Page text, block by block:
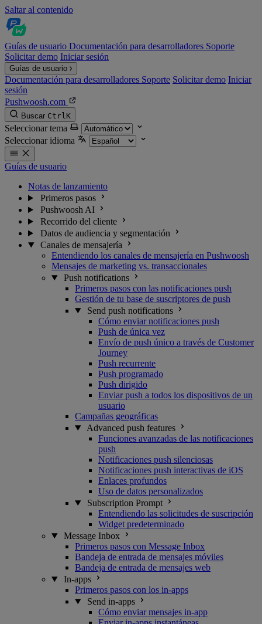
Saltar al contenido
Guías de usuario Documentación para desarrolladores Soporte
Solicitar demo Iniciar sesión
Guías de usuario
Documentación para desarrolladores Soporte Solicitar demo Iniciar
sesión
Pushwoosh.com
Buscar CtrlK
Seleccionar tema
Seleccionar idioma
Guías de usuario
Notas de lanzamiento
Primeros pasos
Pushwoosh AI
Recorrido del cliente
Datos de audiencia y segmentación
Canales de mensajería
Entendiendo los canales de mensajería en Pushwoosh
Mensajes de marketing vs. transaccionales
Push notifications
Primeros pasos con las notificaciones push
Gestión de tu base de suscriptores de push
Send push notifications
Cómo enviar notificaciones push
Push de única vez
Envío de push único a través de Customer
Journey
Push recurrente
Push programado
Push dirigido
Enviar push a todos los dispositivos de un
usuario
Campañas geográficas
Advanced push features
Funciones avanzadas de las notificaciones
push
Notificaciones push silenciosas
Notificaciones push interactivas de iOS
Enlaces profundos
Uso de datos personalizados
Subscription Prompt
Entendiendo las solicitudes de suscripción
Widget predeterminado
Message Inbox
Primeros pasos con Message Inbox
Bandeja de entrada de mensajes móviles
Bandeja de entrada de mensajes web
In-apps
Primeros pasos con los in-apps
Send in-apps
Cómo enviar mensajes in-app